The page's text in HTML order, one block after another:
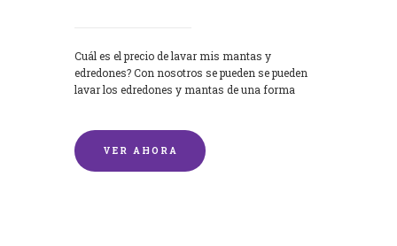
Cuál es el precio de lavar mis mantas y
edredones? Con nosotros se pueden se pueden
lavar los edredones y mantas de una forma
VER AHORA